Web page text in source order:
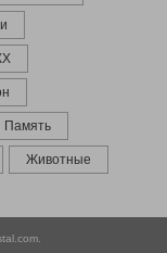
Память
Животные